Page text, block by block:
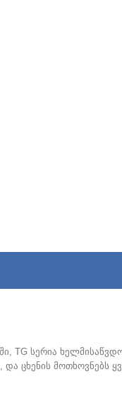
სერია
და ცხენის მოთხოვნებს